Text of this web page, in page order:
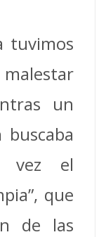
tuvimos
un
vez el
que
de las